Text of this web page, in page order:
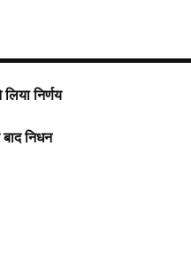
निर्णय
निधन